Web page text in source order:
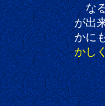
なるしお上
が出来まし
かにも自衛隊だ
かしくな